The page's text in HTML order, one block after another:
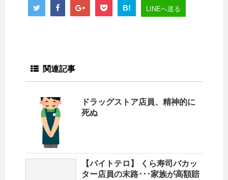
B! LINEへ送る
関連記事
ドラッグストア店員、精神的に
死ぬ
【バイトテロ】 くら寿司バカッ
ター店員の末路･･･家族が高額賠